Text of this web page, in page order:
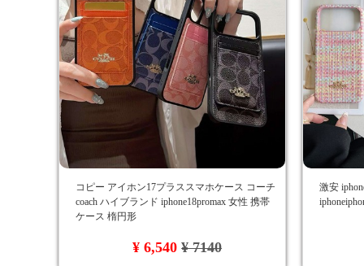
コピー アイホン17プラススマホケース コーチ
coach ハイブランド iphone18promax 女性 携帯
ケース 楕円形
¥ 6,540¥ 7140
激安